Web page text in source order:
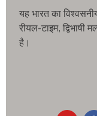
यह भारत का
रीयल-टाइम, द्विभाषी
है।